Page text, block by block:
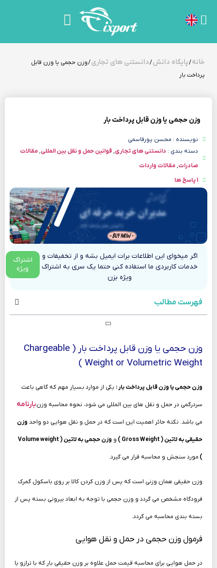
خانه/پایگاه دانش/دانستنی های تجاری/ وزن حجمی یا وزن قابل
پرداخت بار
وزن حجمی یا وزن قابل پرداخت بار
نویسنده : محسن پورقاسمی
دسته بندی : دانستنی های تجاری,قوانین حمل و نقل بین المللی,مقالات
صادرات,مقالات واردات
1 پاسخ ها
اگر میخوای این اطلاعات برات ایمیل بشه و از تخفیفات و
خدمات کاربردی ما استفاده کنی حتما یک سری به اشتراک
ویژه بزن
اشتراک
ویژه
فهرست مطالب
وزن حجمی یا وزن قابل پرداخت بار ( Chargeable
Weight or Volumetric Weight )
وزن حجمی یا وزن قابل پرداخت بار : یکی از موارد بسیار مهم که گاهی باعث
سردرگمی در حمل و نقل های بین المللی می شود، نحوه محاسبه وزنبارنامه
می باشد. نکته حائر اهمیت این است که در حمل و نقل هوایی دو واحد وزن
حقیقی به لاتین (Gross Weight
) و وزن حجمی به لاتین (Volume weight
) مورد سنجش و محاسبه قرار می گیرد.
وزن حقیقی همان وزنی است که پس از وزن کردن کالا بر روی باسکول گمرک
فرودگاه مشخص می گردد و وزن حجمی با توجه به ابعاد بیرونی بسته پس از
بسته بندی محاسبه می گردد.
فرمول وزن حجمی در حمل و نقل هوایی
در حمل هوایی برای محاسبه قیمت حمل علاوه بر وزن حقیقی بار که با ترازو یا